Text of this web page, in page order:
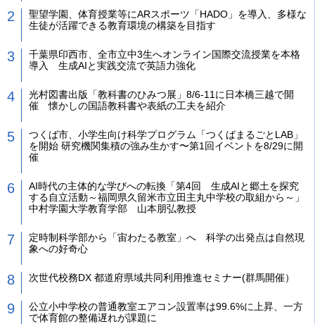
聖望学園、体育授業等にARスポーツ「HADO」を導入、多様な
生徒が活躍できる教育環境の構築を目指す
千葉県印西市、全市立中3生へオンライン国際交流授業を本格
導入 生成AIと実践交流で英語力強化
光村図書出版「教科書のひみつ展」8/6-11に日本橋三越で開
催 懐かしの国語教科書や表紙の工夫を紹介
つくば市、小学生向け科学プログラム「つくばまるごとLAB」
を開始 研究機関集積の強み生かす〜第1回イベントを8/29に開
催
AI時代の主体的な学びへの転換「第4回 生成AIと郷土を探究
する自立活動～福岡県久留米市立田主丸中学校の取組から～」
中村学園大学教育学部 山本朋弘教授
定時制科学部から「宙わたる教室」へ 科学の出発点は自然現
象への好奇心
次世代校務DX 都道府県域共同利用推進セミナー(群馬開催）
公立小中学校の普通教室エアコン設置率は99.6%に上昇、一方
で体育館の整備遅れが課題に